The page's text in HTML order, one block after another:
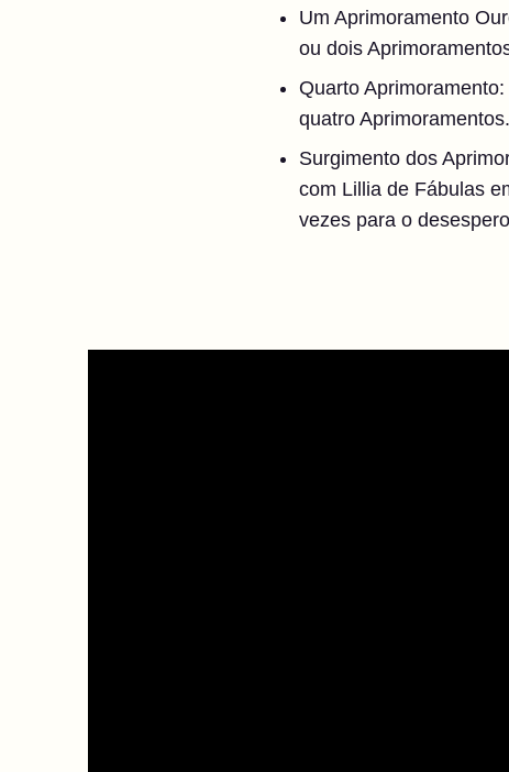
Um Aprimoramento
ou dois
Quarto
quatro Aprimoramentos.
Surgimento dos
com Lillia de Fábulas
vezes para o